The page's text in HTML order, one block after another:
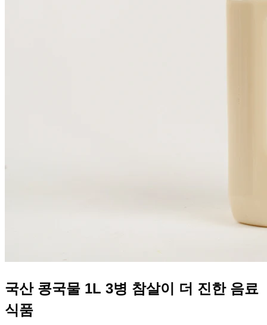
국산 콩국물 1L 3병 참살이 더 진한 음료
식품